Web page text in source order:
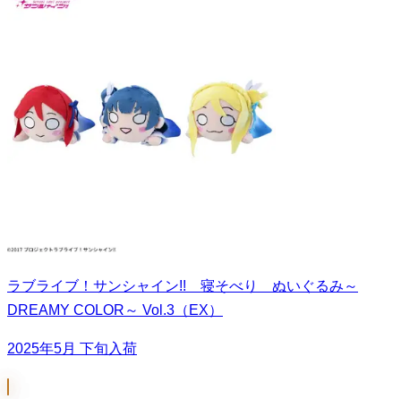
ラブライブ！サンシャイン!! 寝そべり ぬいぐるみ～
DREAMY COLOR～ Vol.3（EX）
2025年5月 下旬入荷